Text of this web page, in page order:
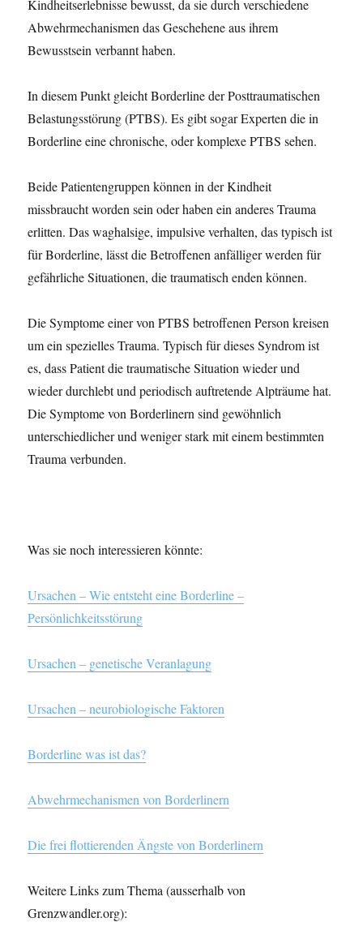
Kindheitserlebnisse bewusst, da sie durch verschiedene
Abwehrmechanismen das Geschehene aus ihrem
Bewusstsein verbannt haben.
In diesem Punkt gleicht Borderline der Posttraumatischen
Belastungsstörung (PTBS). Es gibt sogar Experten die in
Borderline eine chronische, oder komplexe PTBS sehen.
Beide Patientengruppen können in der Kindheit
missbraucht worden sein oder haben ein anderes Trauma
erlitten. Das waghalsige, impulsive verhalten, das typisch ist
für Borderline, lässt die Betroffenen anfälliger werden für
gefährliche Situationen, die traumatisch enden können.
Die Symptome einer von PTBS betroffenen Person kreisen
um ein spezielles Trauma. Typisch für dieses Syndrom ist
es, dass Patient die traumatische Situation wieder und
wieder durchlebt und periodisch auftretende Alpträume hat.
Die Symptome von Borderlinern sind gewöhnlich
unterschiedlicher und weniger stark mit einem bestimmten
Trauma verbunden.
Was sie noch interessieren könnte:
Ursachen – Wie entsteht eine Borderline –
Persönlichkeitsstörung
Ursachen – genetische Veranlagung
Ursachen – neurobiologische Faktoren
Borderline was ist das?
Abwehrmechanismen von Borderlinern
Die frei flottierenden Ängste von Borderlinern
Weitere Links zum Thema (ausserhalb von
Grenzwandler.org):